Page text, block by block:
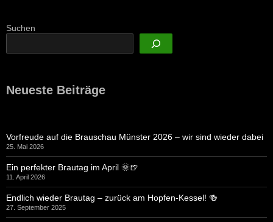
Suchen
Neueste Beiträge
Vorfreude auf die Brauschau Münster 2026 – wir sind wieder dabei
25. Mai 2026
Ein perfekter Brautag im April 🌞🍺
11. April 2026
Endlich wieder Brautag – zurück am Hopfen-Kessel! 🍻
27. September 2025